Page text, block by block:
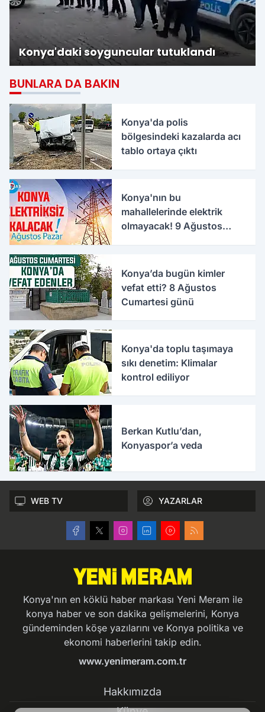
Konya'daki soyguncular tutuklandı
BUNLARA DA BAKIN
Konya'da polis
bölgesindeki kazalarda acı
tablo ortaya çıktı
Konya'nın bu
mahallelerinde elektrik
olmayacak! 9 Ağustos
Konya’da bugün kimler
vefat etti? 8 Ağustos
Cumartesi günü
Konya'da toplu taşımaya
sıkı denetim: Klimalar
kontrol ediliyor
Berkan Kutlu’dan,
Konyaspor’a veda
WEB TV YAZARLAR
Konya'nın en köklü haber markası Yeni Meram ile
konya haber ve son dakika gelişmelerini, Konya
gündeminden köşe yazılarını ve Konya politika ve
ekonomi haberlerini takip edin.
www.yenimeram.com.tr
Hakkımızda